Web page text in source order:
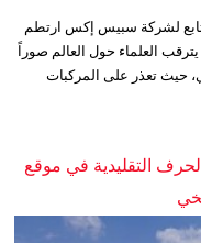
أن جزءاً ضخماً تائهاً من صاروخ فالكون 9 تابع لشركة سبيس إكس ارتطم
العلماء حول العالم صوراً
حيث تعذر على المركبات
التقليدية في موقع